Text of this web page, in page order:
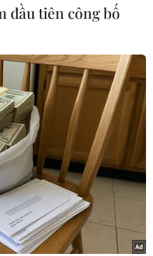
giới chuyên gia đánh
Tổng thống Zelensky,
Âu đã bày tỏ sự
(TTXVN/Vietnam+)
đầu tiên công bố